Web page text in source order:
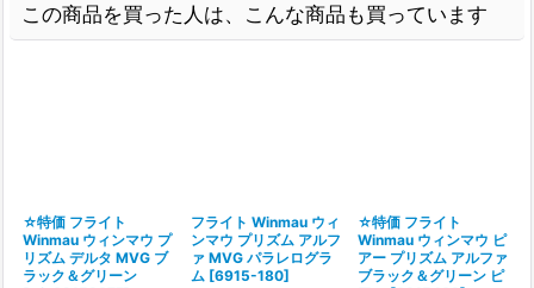
この商品を買った人は、こんな商品も買っています
☆特価 フライト
Winmau ウィンマウ プ
リズム デルタ MVG ブ
ラック＆グリーン
フライト Winmau ウィ
ンマウ プリズム アルフ
ァ MVG パラレログラ
ム [6915-180]
☆特価 フライト
Winmau ウィンマウ ピ
アー プリズム アルファ
ブラック＆グリーン ピ